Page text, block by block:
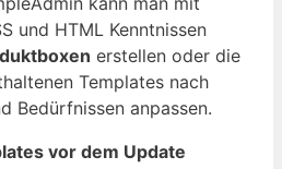
und HTML Kenntnissen
erstellen oder die
Templates nach
Bedürfnissen anpassen.
vor dem Update